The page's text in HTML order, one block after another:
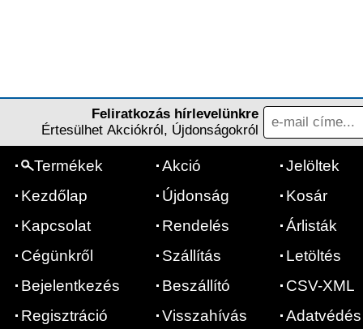
Feliratkozás hírlevelünkre
Értesülhet Akciókról, Újdonságokról
Termékek
Kezdőlap
Kapcsolat
Cégünkről
Bejelentkezés
Regisztráció
Akció
Újdonság
Rendelés
Szállítás
Beszállító
Visszahívás
Jelöltek
Kosár
Árlisták
Letöltés
CSV-XML
Adatvédés